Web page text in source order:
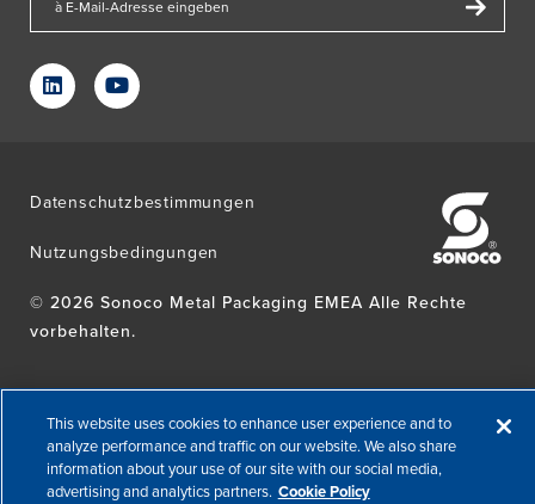
Datenschutzbestimmungen
Nutzungsbedingungen
© 2026 Sonoco Metal Packaging EMEA Alle Rechte
vorbehalten.
This website uses cookies to enhance user experience and to
analyze performance and traffic on our website. We also share
information about your use of our site with our social media,
advertising and analytics partners. Cookie Policy